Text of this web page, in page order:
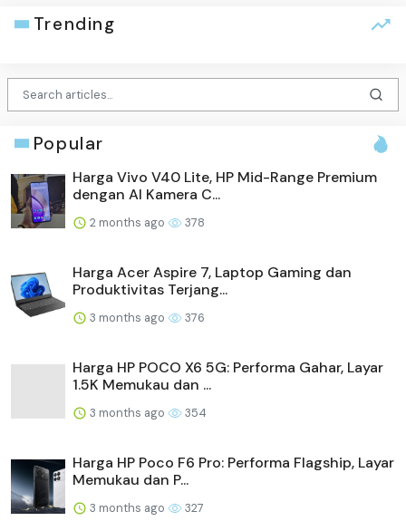
Trending
Popular
Harga Vivo V40 Lite, HP Mid-Range Premium
dengan AI Kamera C...
2 months ago 378
Harga Acer Aspire 7, Laptop Gaming dan
Produktivitas Terjang...
3 months ago 376
Harga HP POCO X6 5G: Performa Gahar, Layar
1.5K Memukau dan ...
3 months ago 354
Harga HP Poco F6 Pro: Performa Flagship, Layar
Memukau dan P...
3 months ago 327